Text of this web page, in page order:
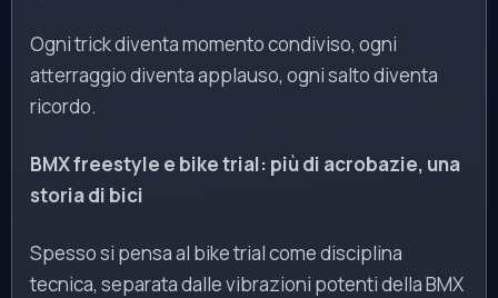
Ogni trick diventa momento condiviso, ogni
atterraggio diventa applauso, ogni salto diventa
ricordo.
BMX freestyle e bike trial: più di acrobazie, una
storia di bici
Spesso si pensa al bike trial come disciplina
tecnica, separata dalle vibrazioni potenti della BMX